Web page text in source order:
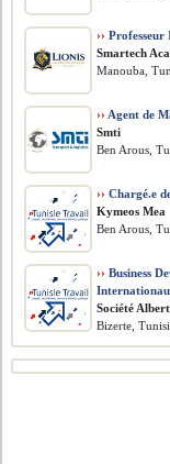
››
Smartech
Manouba,
›› Agent de
Smti
Ben Arous,
›› Chargé.e
Kymeos Mea
Ben Arous,
›› Business
Société
Bizerte,